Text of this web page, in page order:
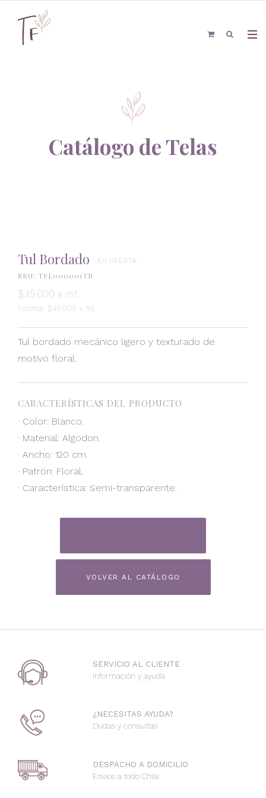
Catálogo de Telas
Tul Bordado EN OFERTA
SKU: TFL000001TB
$35.000 x mt.
Normal: $45.000 x mt.
Tul bordado mecánico ligero y texturado de
motivo floral.
CARACTERÍSTICAS DEL PRODUCTO
· Color: Blanco.
· Material: Algodon.
· Ancho: 120 cm.
· Patrón: Floral.
· Característica: Semi-transparente.
VOLVER AL CATÁLOGO
SERVICIO AL CLIENTE
Información y ayuda
¿NECESITAS AYUDA?
Dudas y consultas
DESPACHO A DOMICILIO
Envios a todo Chile